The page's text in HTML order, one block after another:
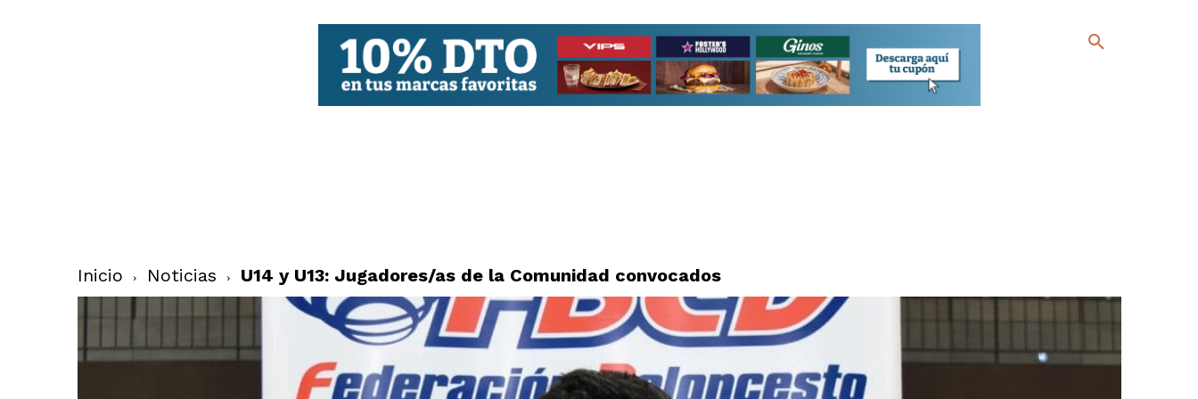
Inicio Noticias U14 y U13: Jugadores/as de la Comunidad convocados